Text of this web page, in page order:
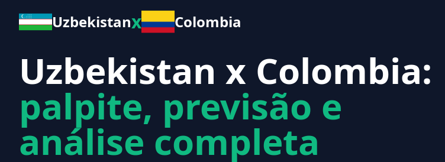
Uzbekistanx Colombia
Uzbekistan x Colombia:
palpite, previsão e
análise completa